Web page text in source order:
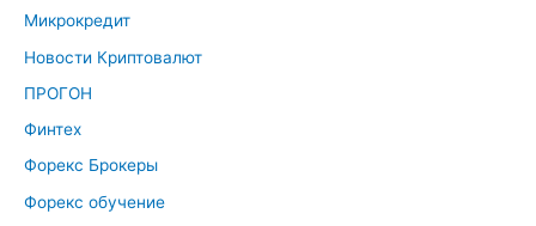
Микрокредит
Новости Криптовалют
ПРОГОН
Финтех
Форекс Брокеры
Форекс обучение